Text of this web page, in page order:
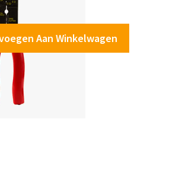
Aan Winkelwagen